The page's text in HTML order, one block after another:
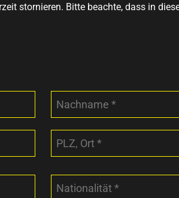
stornieren. Bitte beachte, dass in